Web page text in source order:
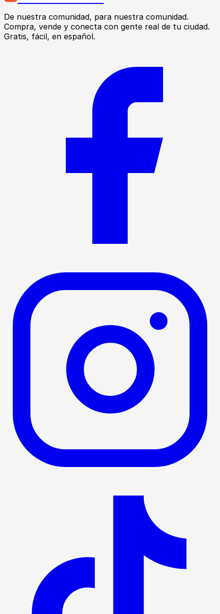
De nuestra comunidad, para nuestra comunidad.
Compra, vende y conecta con gente real de tu ciudad.
Gratis, fácil, en español.